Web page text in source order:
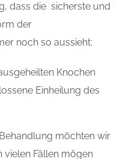
dass die sicherste und
der
noch so aussieht:
Knochen
Einheilung des
möchten wir
vielen Fällen mögen